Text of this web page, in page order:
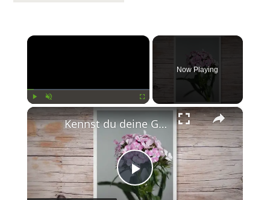
×
Fullscreen
Now Playing
×
Play
Kennst du deine Geburtsblume?